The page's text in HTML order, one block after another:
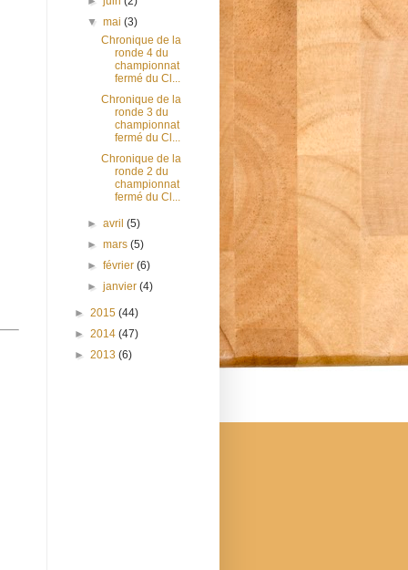
▼mai(3)
Chronique de la
ronde 4 du
championnat
fermé du Cl...
Chronique de la
ronde 3 du
championnat
fermé du Cl...
Chronique de la
ronde 2 du
championnat
fermé du Cl...
►avril(5)
►mars(5)
►février(6)
►janvier(4)
► 2015 (44)
► 2014 (47)
► 2013 (6)